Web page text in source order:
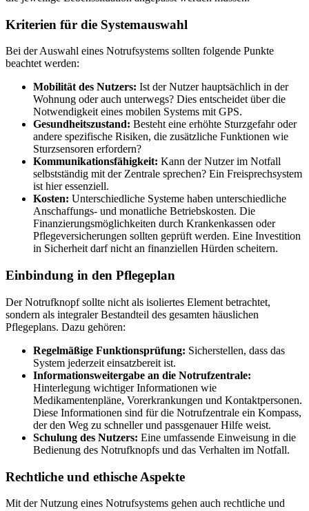
Kriterien für die Systemauswahl
Bei der Auswahl eines Notrufsystems sollten folgende Punkte
beachtet werden:
Mobilität des Nutzers: Ist der Nutzer hauptsächlich in der
Wohnung oder auch unterwegs? Dies entscheidet über die
Notwendigkeit eines mobilen Systems mit GPS.
Gesundheitszustand: Besteht eine erhöhte Sturzgefahr oder
andere spezifische Risiken, die zusätzliche Funktionen wie
Sturzsensoren erfordern?
Kommunikationsfähigkeit: Kann der Nutzer im Notfall
selbstständig mit der Zentrale sprechen? Ein Freisprechsystem
ist hier essenziell.
Kosten: Unterschiedliche Systeme haben unterschiedliche
Anschaffungs- und monatliche Betriebskosten. Die
Finanzierungsmöglichkeiten durch Krankenkassen oder
Pflegeversicherungen sollten geprüft werden. Eine Investition
in Sicherheit darf nicht an finanziellen Hürden scheitern.
Einbindung in den Pflegeplan
Der Notrufknopf sollte nicht als isoliertes Element betrachtet,
sondern als integraler Bestandteil des gesamten häuslichen
Pflegeplans. Dazu gehören:
Regelmäßige Funktionsprüfung: Sicherstellen, dass das
System jederzeit einsatzbereit ist.
Informationsweitergabe an die Notrufzentrale:
Hinterlegung wichtiger Informationen wie
Medikamentenpläne, Vorerkrankungen und Kontaktpersonen.
Diese Informationen sind für die Notrufzentrale ein Kompass,
der den Weg zu schneller und passgenauer Hilfe weist.
Schulung des Nutzers: Eine umfassende Einweisung in die
Bedienung des Notrufknopfs und das Verhalten im Notfall.
Rechtliche und ethische Aspekte
Mit der Nutzung eines Notrufsystems gehen auch rechtliche und